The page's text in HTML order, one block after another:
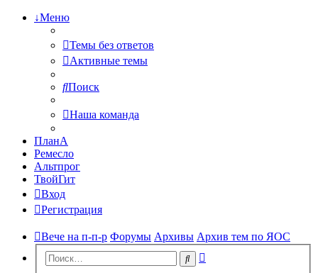
↓Меню
Темы без ответов
Активные темы
Поиск
Наша команда
ПланА
Ремесло
Альтпрог
ТвойГит
Вход
Регистрация
Вече на п-п-р Форумы Архивы Архив тем по ЯОС
Поиск